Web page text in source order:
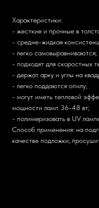
Характеристики:
- жесткие и прочные в
- средне-жидкая
- легко самовыравниваются;
- подходят для скоростных
- держат арку и углы на
- легко поддаются опилу;
- могут иметь тепловой
мощности ламп 36-48 вт;
- полимеризовать в UV
Способ применения: на
качестве подложки,